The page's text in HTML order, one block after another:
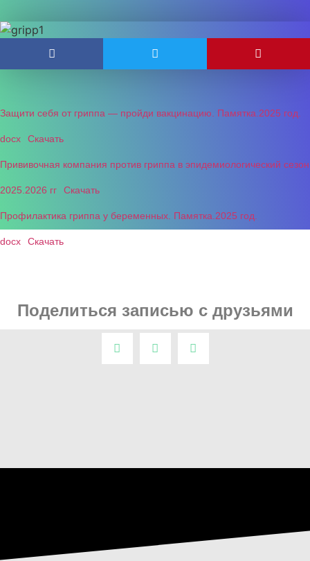
Защити себя от гриппа — пройди вакцинацию. Памятка.2025 год.
docx Скачать
Прививочная компания против гриппа в эпидемиологический сезон
2025.2026 гг Скачать
Профилактика гриппа у беременных. Памятка.2025 год.
docx Скачать
Поделиться записью с друзьями